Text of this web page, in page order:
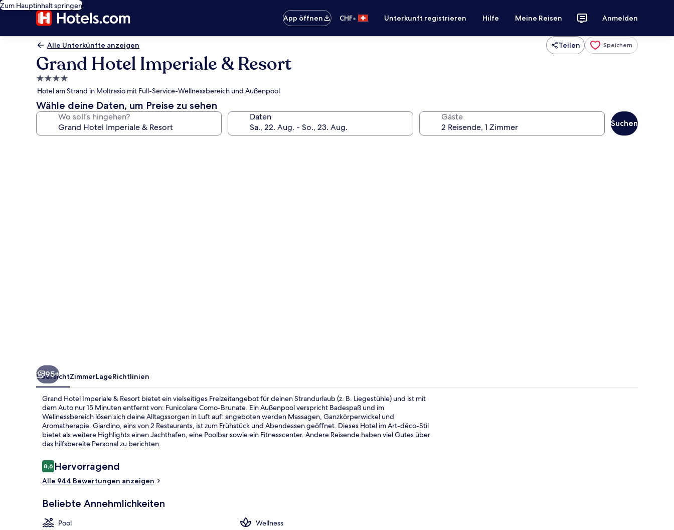
Zum Hauptinhalt springen
App öffnen
CHF• Unterkunft registrieren Hilfe Meine Reisen Anmelden
Alle Unterkünfte anzeigen Teilen Speichern
Grand Hotel Imperiale & Resort
4.0-
Sterne-
Unterkunft
Hotel am Strand in Moltrasio mit Full-Service-Wellnessbereich und Außenpool
Wähle deine Daten, um Preise zu sehen
Wo soll’s hingehen? Daten Gäste
Suchen
Penthouse (Suite) | Wohnbereich
95+
ÜbersichtZimmerLageRichtlinien
Grand Hotel Imperiale & Resort bietet ein vielseitiges Freizeitangebot für deinen Strandurlaub (z. B. Liegestühle) und ist mit
dem Auto nur 15 Minuten entfernt von: Funicolare Como-Brunate. Ein Außenpool verspricht Badespaß und im
Wellnessbereich lösen sich deine Alltagssorgen in Luft auf: angeboten werden Massagen, Ganzkörperwickel und
Aromatherapie. Giardino, eins von 2 Restaurants, ist zum Frühstück und Abendessen geöffnet. Dieses Hotel im Art-déco-Stil
bietet als weitere Highlights einen Jachthafen, eine Poolbar sowie ein Fitnesscenter. Andere Reisende haben viel Gutes über
das hilfsbereite Personal zu berichten.
Bewertungen
8,68,6 von 10.
Hervorragend
Alle 944 Bewertungen anzeigen
Beliebte Annehmlichkeiten
Pool
Wellness